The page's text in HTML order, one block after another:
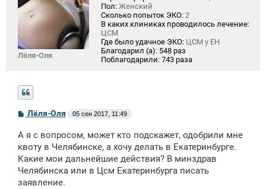
Лёля-Оля
Пол: Женский
Сколько попыток ЭКО: 2
В каких клиниках проводилось лечение:
ЦСМ
Где было удачное ЭКО: ЦСМ у ЕН
Благодарил (а): 548 раз
Поблагодарили: 743 раза
С
б
щ
н
и
Лёля-Оля 05 сен 2017, 11:49
А я с вопросом, может кто подскажет, одобрили мне
квоту в Челябинске, а хочу делать в Екатеринбурге.
Какие мои дальнейшие действия? В минздрав
Челябинска или в Цсм Екатеринбурга писать
заявление.